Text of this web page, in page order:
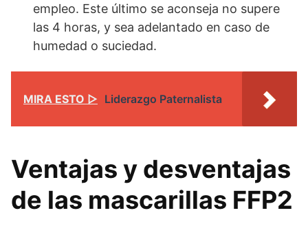
empleo. Este último se aconseja no supere
las 4 horas, y sea adelantado en caso de
humedad o suciedad.
MIRA ESTO ▷ Liderazgo Paternalista
Ventajas y desventajas
de las mascarillas FFP2